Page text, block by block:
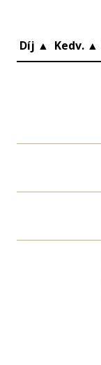
Díj ▲ Kedv. ▲